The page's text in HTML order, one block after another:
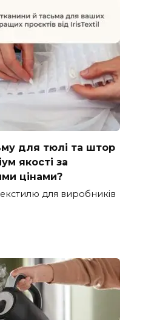
для тюлі та штор
якості за
цінами?
для виробників